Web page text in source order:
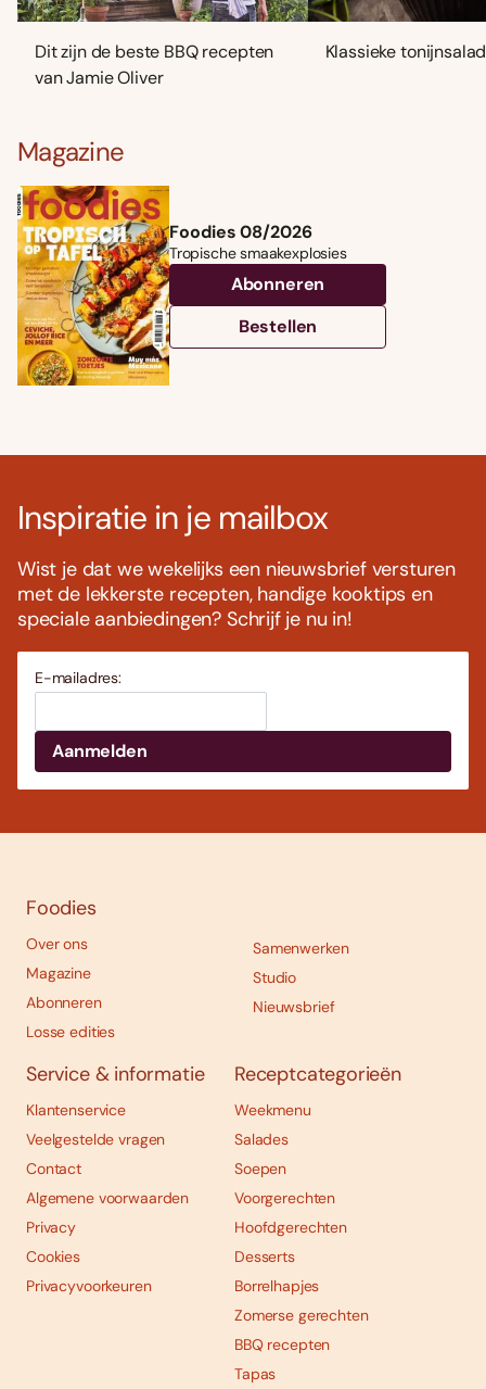
Dit zijn de beste BBQ recepten
van Jamie Oliver
Klassieke
Magazine
Foodies 08/2026
Tropische smaakexplosies
Abonneren
Bestellen
Inspiratie in je mailbox
Wist je dat we wekelijks een nieuwsbrief versturen
met de lekkerste recepten, handige kooktips en
speciale aanbiedingen? Schrijf je nu in!
E-mailadres:
Foodies
Over ons
Magazine
Abonneren
Losse edities
Samenwerken
Studio
Nieuwsbrief
Service & informatie
Klantenservice
Veelgestelde vragen
Contact
Algemene voorwaarden
Privacy
Cookies
Privacyvoorkeuren
Receptcategorieën
Weekmenu
Salades
Soepen
Voorgerechten
Hoofdgerechten
Desserts
Borrelhapjes
Zomerse gerechten
BBQ recepten
Tapas